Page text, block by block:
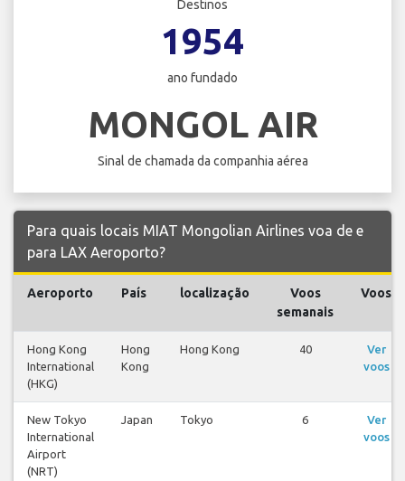
Destinos
1954
ano fundado
MONGOL AIR
Sinal de chamada da companhia aérea
Para quais locais MIAT Mongolian Airlines voa de e
para LAX Aeroporto?
Aeroporto País localização
Voos
semanais
Voos
Hong Kong
International
(HKG)
Hong
Kong
Hong Kong 40
Ver
voos
New Tokyo
International
Airport
(NRT)
Japan Tokyo 6
Ver
voos